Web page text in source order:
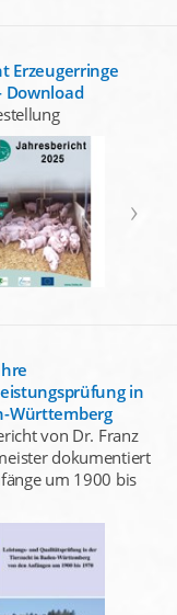
Erzeugerringe
Download
in
Württemberg
von Dr. Franz
dokumentiert
um 1900 bis